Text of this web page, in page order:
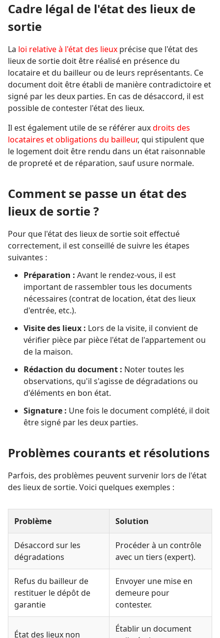
Cadre légal de l'état des lieux de
sortie
La loi relative à l'état des lieux précise que l'état des
lieux de sortie doit être réalisé en présence du
locataire et du bailleur ou de leurs représentants. Ce
document doit être établi de manière contradictoire et
signé par les deux parties. En cas de désaccord, il est
possible de contester l'état des lieux.
Il est également utile de se référer auxdroits des
locataires et obligations du bailleur, qui stipulent que
le logement doit être rendu dans un état raisonnable
de propreté et de réparation, sauf usure normale.
Comment se passe un état des
lieux de sortie ?
Pour que l'état des lieux de sortie soit effectué
correctement, il est conseillé de suivre les étapes
suivantes :
Préparation : Avant le rendez-vous, il est
important de rassembler tous les documents
nécessaires (contrat de location, état des lieux
d'entrée, etc.).
Visite des lieux : Lors de la visite, il convient de
vérifier pièce par pièce l'état de l'appartement ou
de la maison.
Rédaction du document : Noter toutes les
observations, qu'il s'agisse de dégradations ou
d'éléments en bon état.
Signature : Une fois le document complété, il doit
être signé par les deux parties.
Problèmes courants et résolutions
Parfois, des problèmes peuvent survenir lors de l'état
des lieux de sortie. Voici quelques exemples :
Problème Solution
Désaccord sur les
dégradations
Procéder à un contrôle
avec un tiers (expert).
Refus du bailleur de
restituer le dépôt de
garantie
Envoyer une mise en
demeure pour
contester.
État des lieux non
Établir un document